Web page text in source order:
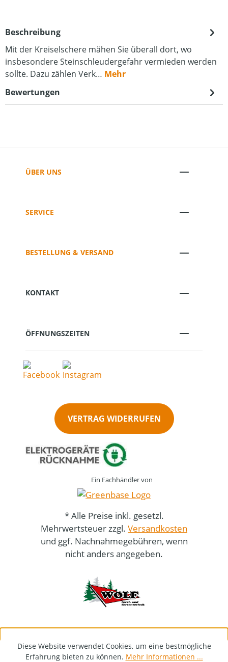
Beschreibung
Mit der Kreiselschere mähen Sie überall dort, wo
insbesondere Steinschleudergefahr vermieden werden
sollte. Dazu zählen Verk… Mehr
Bewertungen
ÜBER UNS
SERVICE
BESTELLUNG & VERSAND
KONTAKT
ÖFFNUNGSZEITEN
VERTRAG WIDERRUFEN
Ein Fachhändler von
* Alle Preise inkl. gesetzl.
Mehrwertsteuer zzgl. Versandkosten
und ggf. Nachnahmegebühren, wenn
nicht anders angegeben.
Diese Website verwendet Cookies, um eine bestmögliche
Erfahrung bieten zu können. Mehr Informationen ...